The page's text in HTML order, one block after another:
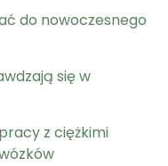
do nowoczesnego
się w
z ciężkimi